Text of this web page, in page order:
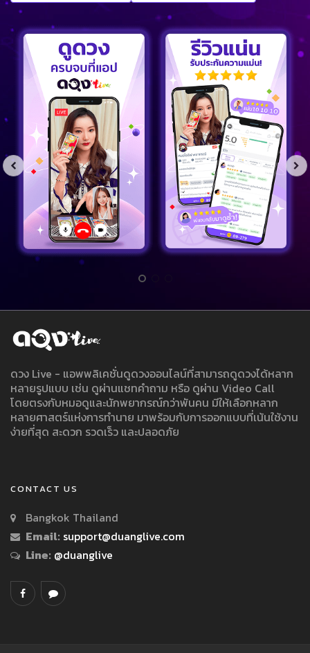
ดวง Live - แอพพลิเคชั่นดูดวงออนไลน์ที่สามารถดูดวงได้หลาก
หลายรูปแบบ เช่น ดูผ่านแชทคำถาม หรือ ดูผ่าน Video Call
โดยตรงกับหมอดูและนักพยากรณ์กว่าพันคน มีให้เลือกหลาก
หลายศาสตร์แห่งการทำนาย มาพร้อมกับการออกแบบที่เน้นใช้งาน
ง่ายที่สุด สะดวก รวดเร็ว และปลอดภัย
CONTACT US
Bangkok Thailand
Email: support@duanglive.com
Line: @duanglive